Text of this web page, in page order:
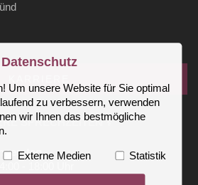
SPRECHZEITEN ⚕️
- 18:00 Uhr
Datenschutz
Um unsere Website für Sie optimal
zu verbessern, verwenden
wir Ihnen das bestmögliche
Externe Medien Statistik